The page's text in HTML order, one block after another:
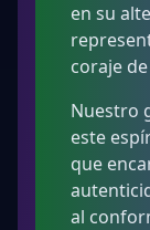
en su
coraje
Nuestro
este
que
al